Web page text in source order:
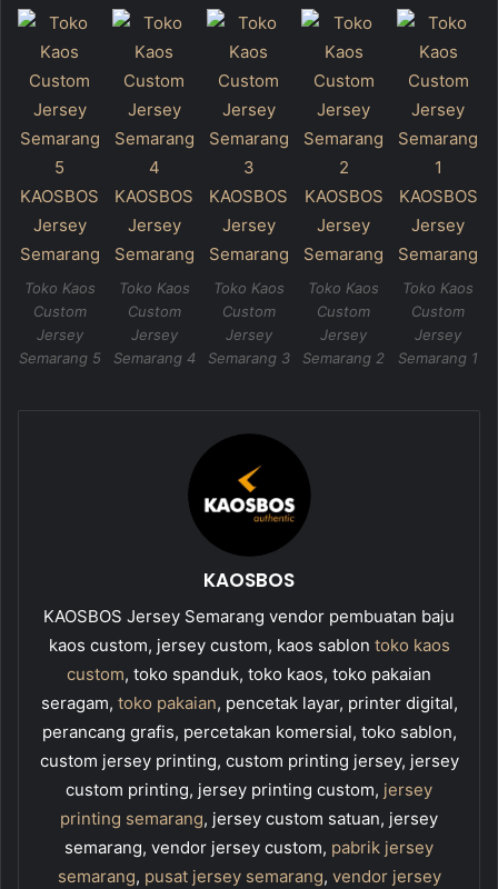
Toko Kaos
Custom
Jersey
Semarang 5
Toko Kaos
Custom
Jersey
Semarang 4
Toko Kaos
Custom
Jersey
Semarang 3
Toko Kaos
Custom
Jersey
Semarang 2
Toko Kaos
Custom
Jersey
Semarang 1
KAOSBOS
KAOSBOS Jersey Semarang vendor pembuatan baju
kaos custom, jersey custom, kaos sablon toko kaos
custom, toko spanduk, toko kaos, toko pakaian
seragam, toko pakaian, pencetak layar, printer digital,
perancang grafis, percetakan komersial, toko sablon,
custom jersey printing, custom printing jersey, jersey
custom printing, jersey printing custom, jersey
printing semarang, jersey custom satuan, jersey
semarang, vendor jersey custom, pabrik jersey
semarang, pusat jersey semarang, vendor jersey